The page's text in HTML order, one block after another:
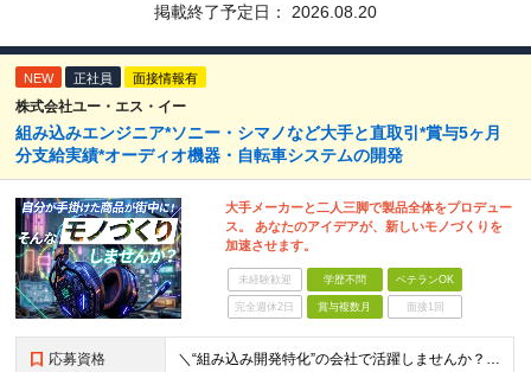
掲載終了予定日： 2026.08.20
NEW 正社員 面接情報有
株式会社ユー・エス・イー
組み込みエンジニア*ソニー・シマノなど大手と直取引*賞与5ヶ月
分支給実績*オーディオ機器・自転車システムの開発
大手メーカーと二人三脚で製品全体をプロデュー
ス。 あなたのアイデアが、新しいモノづくりを
加速させます。
未経験歓迎 学歴不問 ベテランOK
完全週休2日 賞与複数月 面接1回
応募資格 ＼“組み込み開発特化”の会社で活躍しませんか？／ ◆組み込み系システムの開発経験 ◆学歴不問 ＜こんな方をお待ちしてます！＞ ◎モノづくりを突き詰めていきたい職人気質の方 ◎指示待ちではなく、主体的